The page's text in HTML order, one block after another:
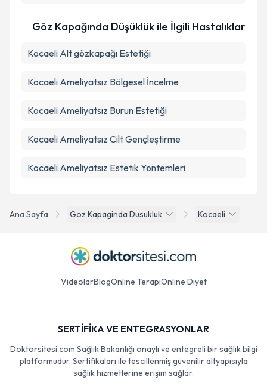
Takvim Talebini Gönder
Ana Sayfa Goz Kapaginda Dusukluk Kocaeli
Göz Kapağında Düşüklük ile İlgili Hastalıklar
Kocaeli Alt gözkapağı Estetiği
Kocaeli Ameliyatsız Bölgesel İncelme
Kocaeli Ameliyatsız Burun Estetiği
Kocaeli Ameliyatsız Cilt Gençleştirme
Kocaeli Ameliyatsız Estetik Yöntemleri
VideolarBlogOnline TerapiOnline Diyet
SERTİFİKA VE ENTEGRASYONLAR
Doktorsitesi.com Sağlık Bakanlığı onaylı ve entegreli bir sağlık bilgi
platformudur. Sertifikaları ile tescillenmiş güvenilir altyapısıyla
sağlık hizmetlerine erişim sağlar.